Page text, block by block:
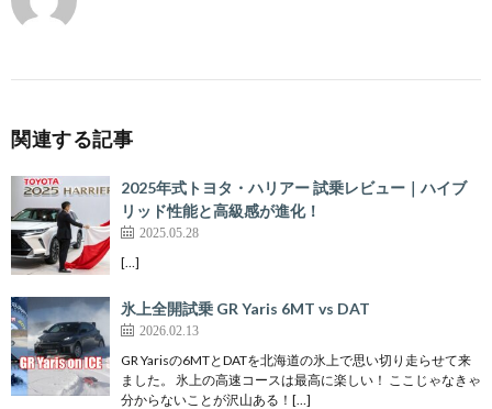
関連する記事
2025年式トヨタ・ハリアー 試乗レビュー｜ハイブ
リッド性能と高級感が進化！
2025.05.28
[…]
氷上全開試乗 GR Yaris 6MT vs DAT
2026.02.13
GR Yarisの6MTとDATを北海道の氷上で思い切り走らせて来
ました。 氷上の高速コースは最高に楽しい！ ここじゃなきゃ
分からないことが沢山ある！[…]